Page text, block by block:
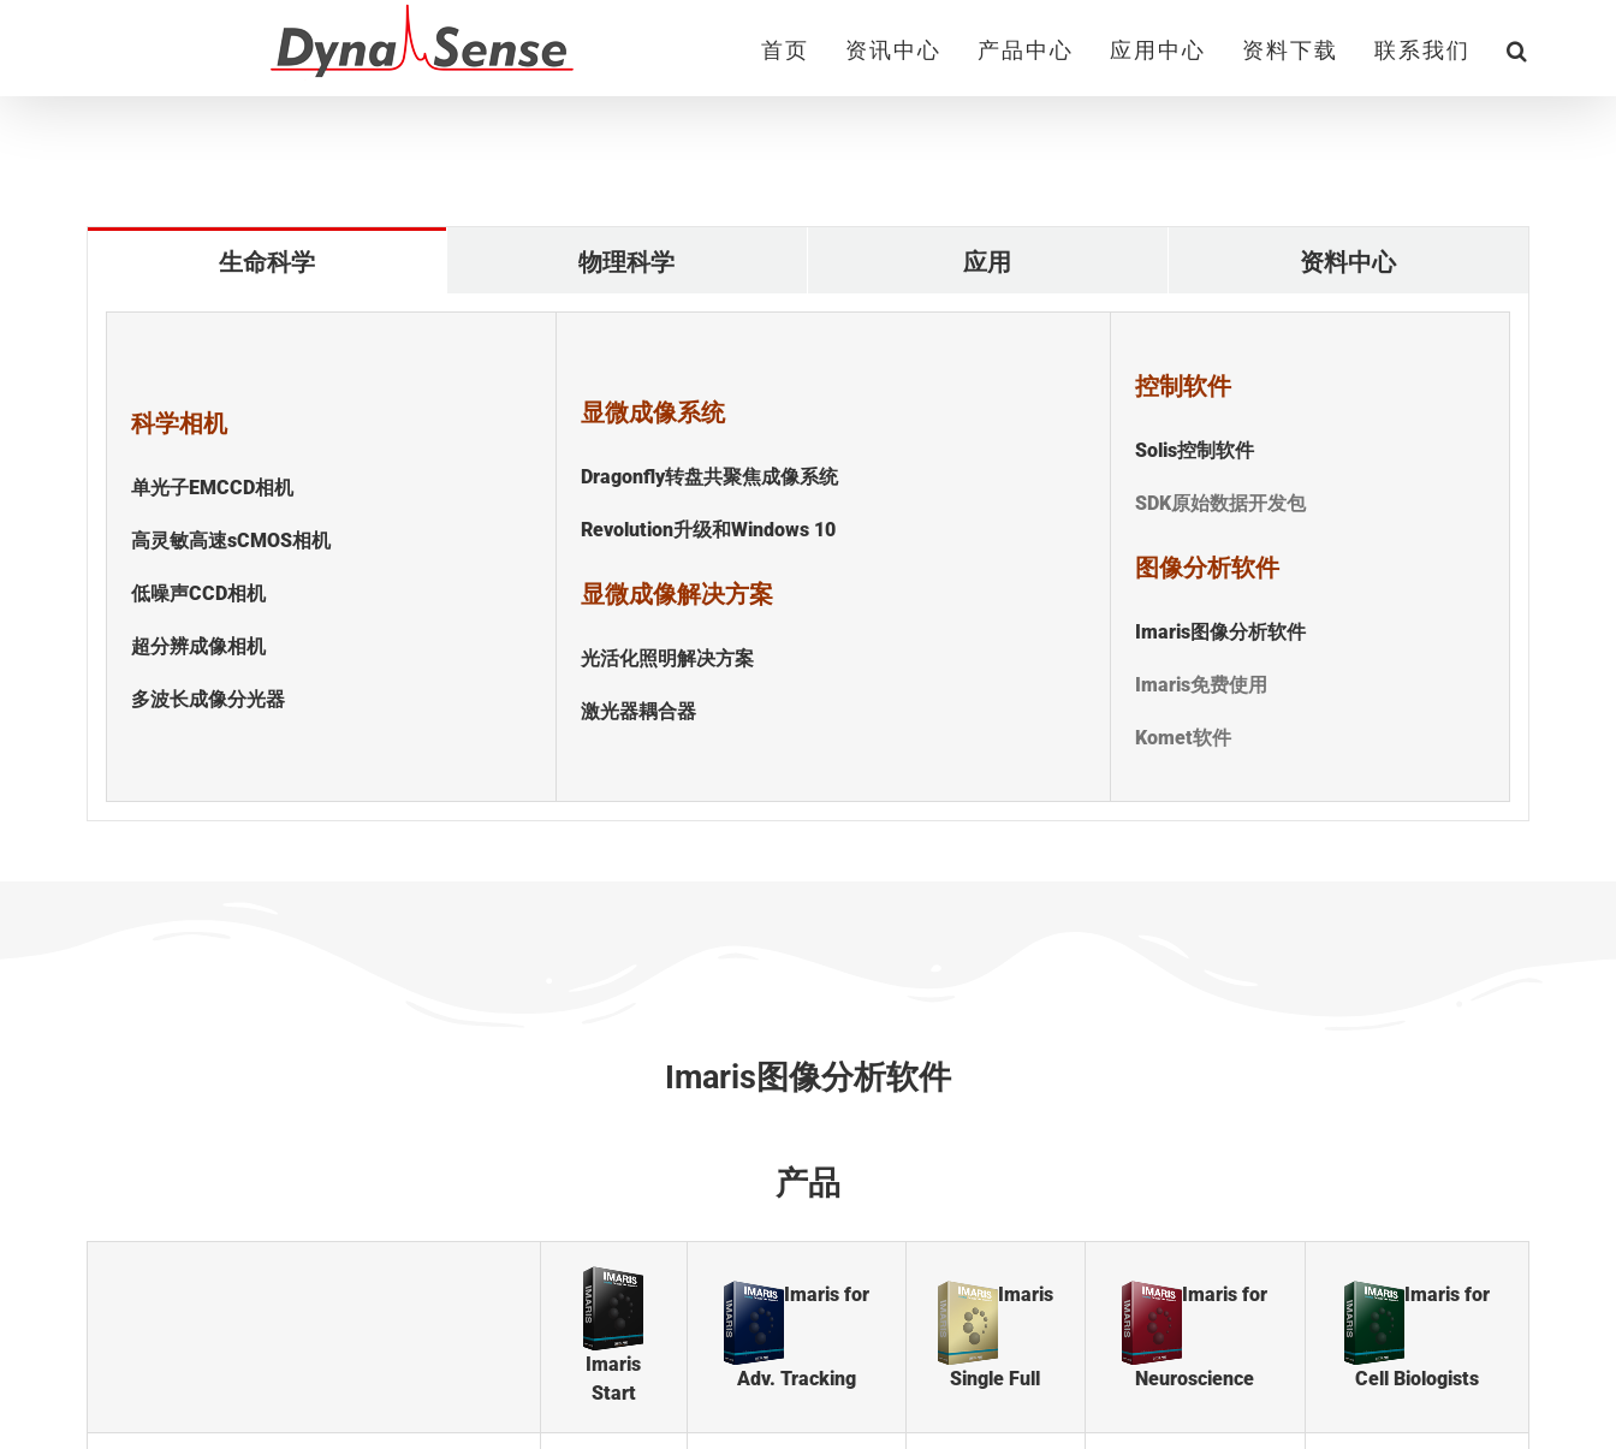
首页 资讯中心 产品中心 应用中心 资料下载 联系我们
生命科学 物理科学 应用 资料中心
科学相机
单光子EMCCD相机
高灵敏高速sCMOS相机
低噪声CCD相机
超分辨成像相机
多波长成像分光器
显微成像系统
Dragonfly转盘共聚焦成像系统
Revolution升级和Windows 10
显微成像解决方案
光活化照明解决方案
激光器耦合器
控制软件
Solis控制软件
SDK原始数据开发包
图像分析软件
Imaris图像分析软件
Imaris免费使用
Komet软件
Imaris图像分析软件
产品
Imaris
Start
Imaris for
Adv. Tracking
Imaris
Single Full
Imaris for
Neuroscience
Imaris for
Cell Biologists